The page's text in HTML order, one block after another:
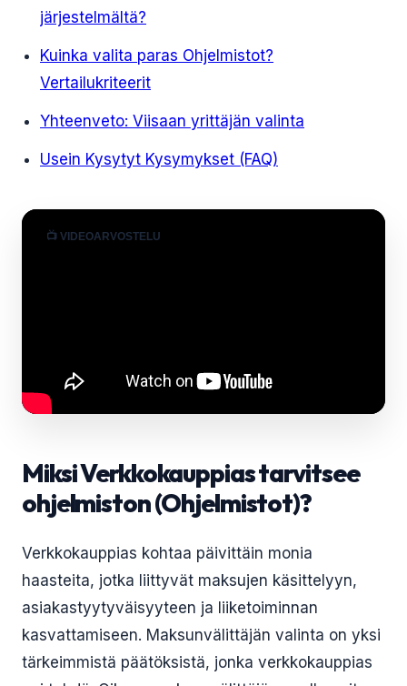
järjestelmältä?
Kuinka valita paras Ohjelmistot?
Vertailukriteerit
Yhteenveto: Viisaan yrittäjän valinta
Usein Kysytyt Kysymykset (FAQ)
📺 VIDEOARVOSTELU
Miksi Verkkokauppias tarvitsee
ohjelmiston (Ohjelmistot)?
Verkkokauppias kohtaa päivittäin monia
haasteita, jotka liittyvät maksujen käsittelyyn,
asiakastyytyväisyyteen ja liiketoiminnan
kasvattamiseen. Maksunvälittäjän valinta on yksi
tärkeimmistä päätöksistä, jonka verkkokauppias